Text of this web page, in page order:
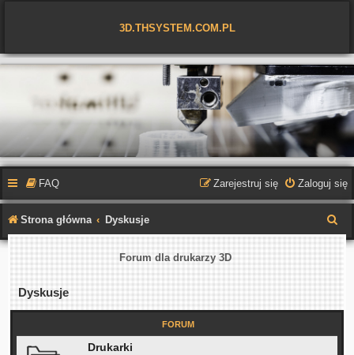
3D.THSYSTEM.COM.PL
FAQ Zaloguj się
Zarejestruj się
Strona główna Dyskusje
z
Forum dla drukarzy 3D
Dyskusje
FORUM
Drukarki